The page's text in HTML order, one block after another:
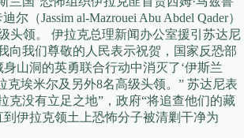
尔（Jassim al-Mazrouei Abu Abdel Qader）
头领。 伊拉克总理新闻办公室援引苏达尼
向我们尊敬的人民表示祝贺，国家反恐部
山洞的英勇联合行动中消灭了‘伊斯兰
克埃米尔及另外8名高级头领。” 苏达尼表
克没有立足之地”，政府“将追查他们的藏
伊拉克领土上恐怖分子被清剿干净为